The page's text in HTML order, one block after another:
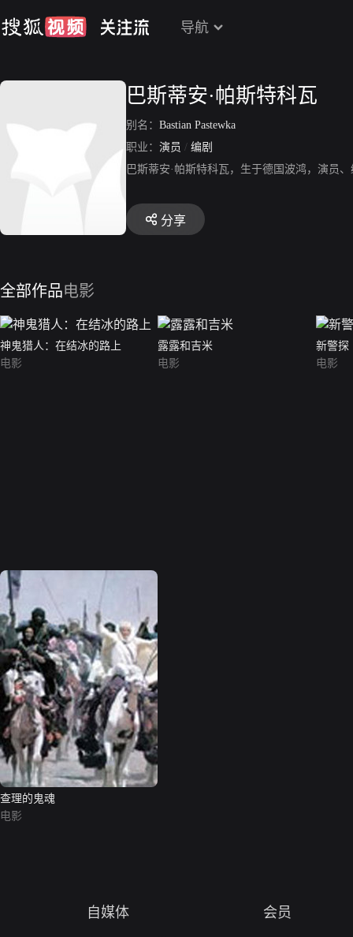
导航
巴斯蒂安·帕斯特科瓦
别名： Bastian Pastewka
职业： 演员 / 编剧
巴斯蒂安·帕斯特科瓦，生于德国波鸿，演员
分享
全部作品电影
神鬼猎人：在结冰的路上
电影
露露和吉米
电影
新警探
电影
查理的鬼魂
电影
自媒体 会员